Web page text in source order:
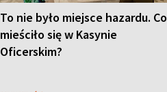
To nie było miejsce hazardu. Co
mieściło się w Kasynie
Oficerskim?